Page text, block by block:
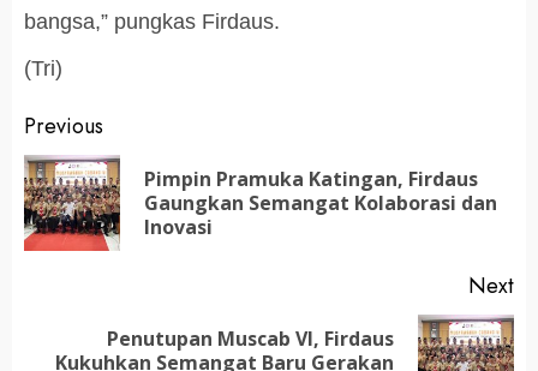
bangsa,” pungkas Firdaus.
(Tri)
Post
navigation
Previous
Pimpin Pramuka Katingan, Firdaus
Gaungkan Semangat Kolaborasi dan
Inovasi
Next
Next
Penutupan Muscab VI, Firdaus
Kukuhkan Semangat Baru Gerakan